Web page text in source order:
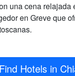
una cena relajada
en Greve que
Find Hotels in